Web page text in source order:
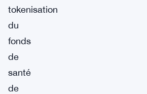
tokenisation
du
fonds
de
santé
de